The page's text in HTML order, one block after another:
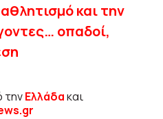
και την
οπαδοί,
τηνΕλλάδακαι